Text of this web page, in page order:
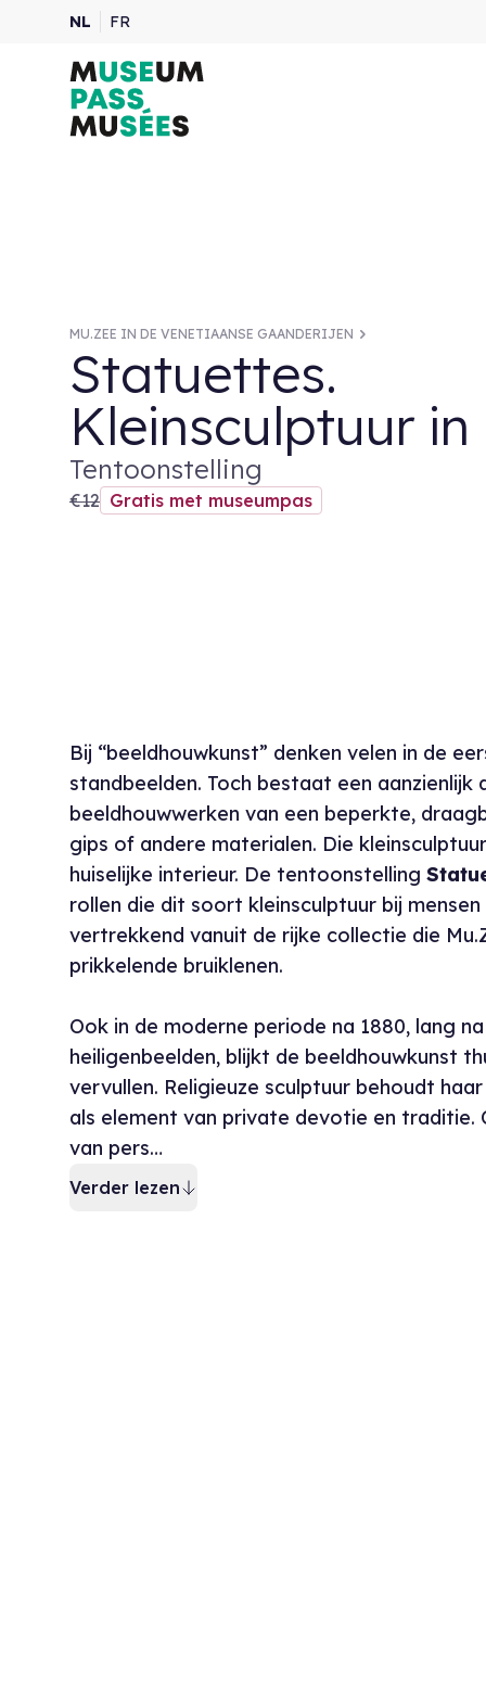
NL FR
MU.ZEE IN DE VENETIAANSE GAANDERIJEN
Statuettes.
Kleinsculptuur in
Tentoonstelling
€12 Gratis met museumpas
Bij “beeldhouwkunst” denken velen in de
standbeelden. Toch bestaat een
beeldhouwwerken van een beperkte,
gips of andere materialen. Die
huiselijke interieur. De tentoonstelling
rollen die dit soort kleinsculptuur bij
vertrekkend vanuit de rijke collectie die
prikkelende bruiklenen.
Ook in de moderne periode na 1880, lang
heiligenbeelden, blijkt de beeldhouwkunst
vervullen. Religieuze sculptuur behoudt
als element van private devotie en
van pers…
Verder lezen